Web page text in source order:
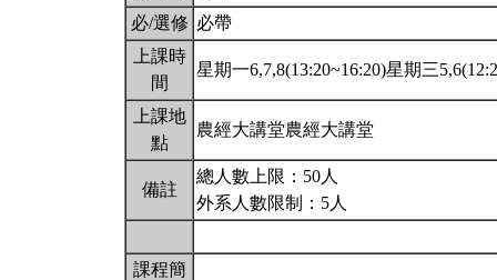
必/選修 必帶
上課時
間
星期一6,7,8(13:20~16:20)星期三
上課地
點
農經大講堂農經大講堂
備註
總人數上限：50人
外系人數限制：5人
課程簡